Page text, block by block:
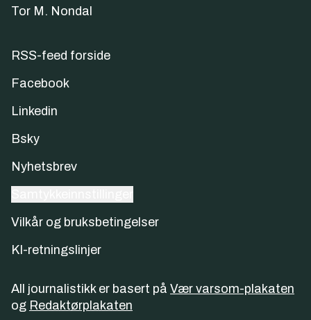
Tor M. Nondal
RSS-feed forside
Facebook
Linkedin
Bsky
Nyhetsbrev
Vilkår og bruksbetingelser
KI-retningslinjer
All journalistikk er basert på Vær varsom-plakaten
og Redaktørplakaten